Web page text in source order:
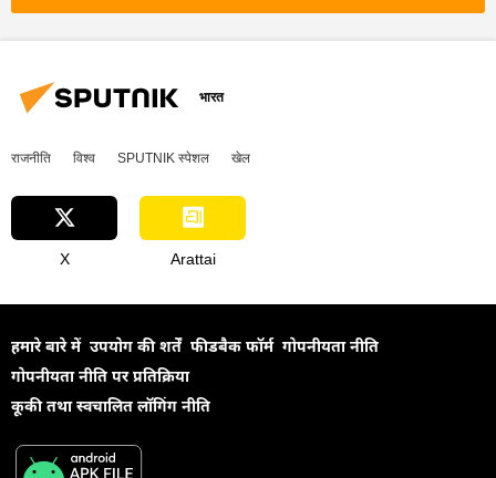
यूक्रेन का जवाबी हमला
विशेष सैन्य अभियान
ड्रोन
ड्रोन हमला
रूसी सैन्य तकनीक
रक्षा मंत्रालय (MoD)
भारत
राजनीति विश्व SPUTNIK स्पेशल खेल
X Arattai
हमारे बारे में उपयोग की शर्तें फीडबैक फॉर्म गोपनीयता नीति
गोपनीयता नीति पर प्रतिक्रिया
कूकी तथा स्वचालित लॉगिंग नीति